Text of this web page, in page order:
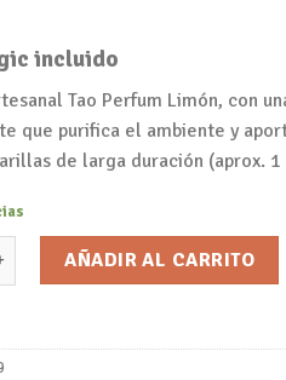
incluido
Tao Perfum Limón, con
que purifica el ambiente y
de larga duración (aprox. 1
Perfum Limón/Sagrada Madre
AÑADIR AL CARRITO